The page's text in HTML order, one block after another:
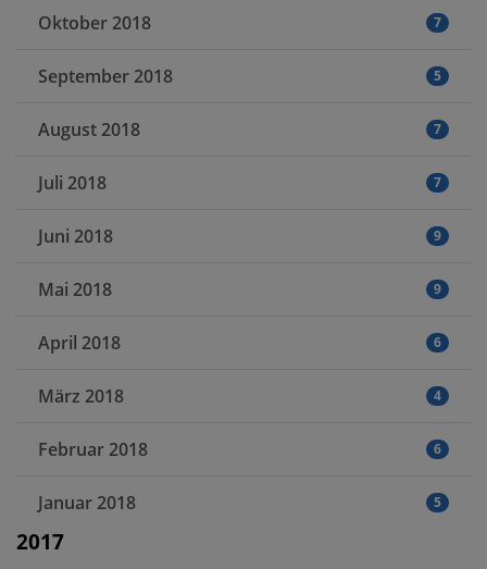
Oktober 2018 7
September 2018 5
August 2018 7
Juli 2018 7
Juni 2018 9
Mai 2018 9
April 2018 6
März 2018 4
Februar 2018 6
Januar 2018 5
2017